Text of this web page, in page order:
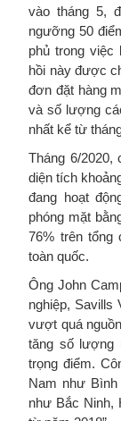
vào tháng 5,
ngưỡng 50
phủ trong việc
hồi này được
đơn đặt hàng
và số lượng
nhất kể từ
Tháng 6/
diện tích
đang hoạt
phóng mặt
76% trên tổng
toàn quốc.
Ông John
nghiệp, Savills
vượt quá
tăng số lượng
trọng điểm.
Nam như
như Bắc Ninh,